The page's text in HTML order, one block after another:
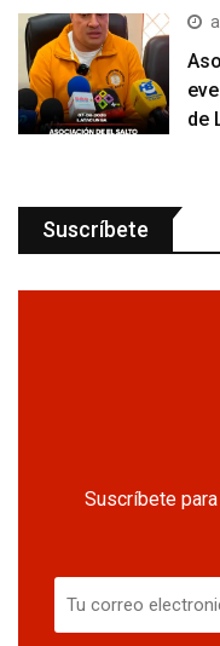
de
Suscríbete
Suscríbete